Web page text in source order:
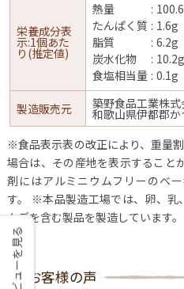
栄養成分表
示:1個あた
り(推定値)
熱量
たんぱく質
1.6g
脂質
6.2g
炭水化物
10.2g
食塩相当量 0.1g
製造販売元 築野食品工業株式
和歌山県伊都郡
※食品表示表の改正により、重量
場合は、その産地を表示すること
剤にはアルミニウムフリーのベ
す。
※本品製造工場では、卵、乳
んごを含む製品を製造しています。
お客様の声
レビューを見る